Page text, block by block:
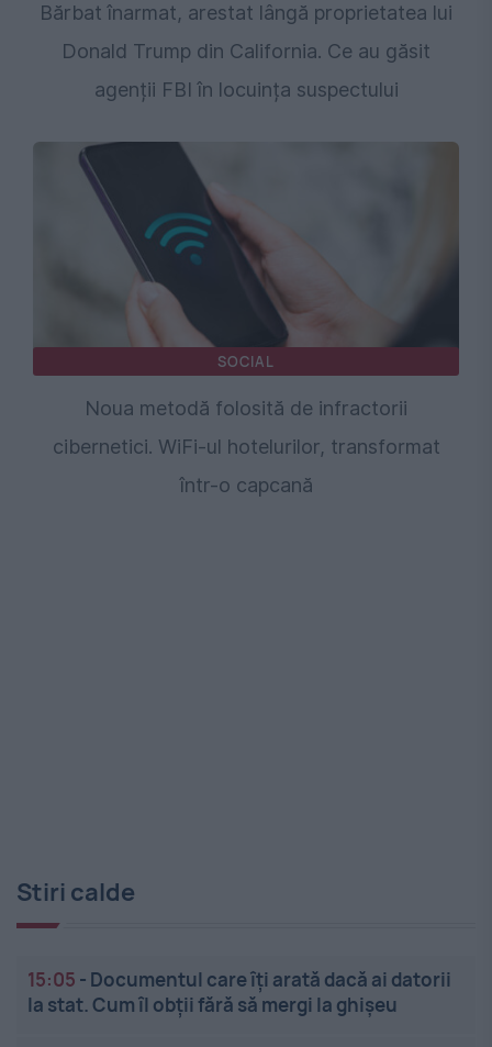
Bărbat înarmat, arestat lângă proprietatea lui
Donald Trump din California. Ce au găsit
agenții FBI în locuința suspectului
SOCIAL
Noua metodă folosită de infractorii
cibernetici. WiFi-ul hotelurilor, transformat
într-o capcană
Stiri calde
15:05 - Documentul care îți arată dacă ai datorii
la stat. Cum îl obții fără să mergi la ghișeu